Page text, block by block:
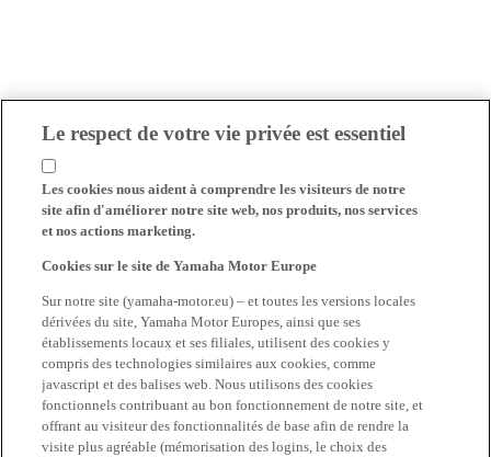
Le respect de votre vie privée est essentiel
Les cookies nous aident à comprendre les visiteurs de notre
site afin d'améliorer notre site web, nos produits, nos services
et nos actions marketing.
Cookies sur le site de Yamaha Motor Europe
Sur notre site (yamaha-motor.eu) – et toutes les versions locales
dérivées du site, Yamaha Motor Europes, ainsi que ses
établissements locaux et ses filiales, utilisent des cookies y
compris des technologies similaires aux cookies, comme
javascript et des balises web. Nous utilisons des cookies
fonctionnels contribuant au bon fonctionnement de notre site, et
offrant au visiteur des fonctionnalités de base afin de rendre la
visite plus agréable (mémorisation des logins, le choix des